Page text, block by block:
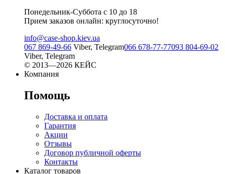
Понедельник-Суббота с 10 до 18
Прием заказов онлайн: круглосуточно!
info@case-shop.kiev.ua
067 869-49-66 Viber, Telegram066 678-77-77093 804-69-02
Viber, Telegram
© 2013—2026 КЕЙС
Компания
Помощь
Доставка и оплата
Гарантия
Акции
Отзывы
Договор публичной оферты
Контакты
Каталог товаров